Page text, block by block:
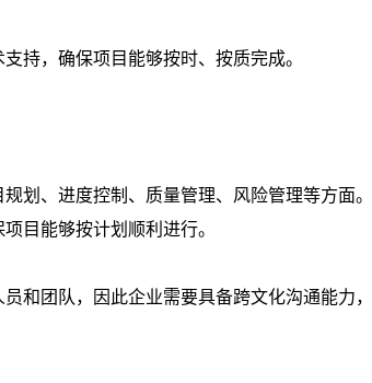
持，确保项目能够按时、按质完成。
划、进度控制、质量管理、风险管理等方面。
目能够按计划顺利进行。
和团队，因此企业需要具备跨文化沟通能力